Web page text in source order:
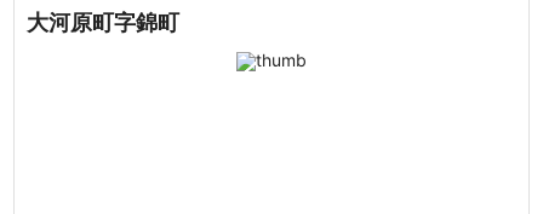
大河原町字錦町